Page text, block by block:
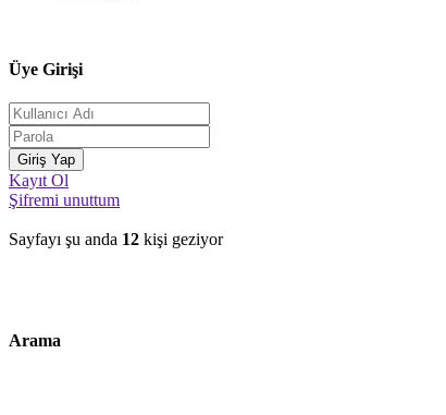
Üye Girişi
Kayıt Ol
Şifremi unuttum
Sayfayı şu anda 12 kişi geziyor
Arama